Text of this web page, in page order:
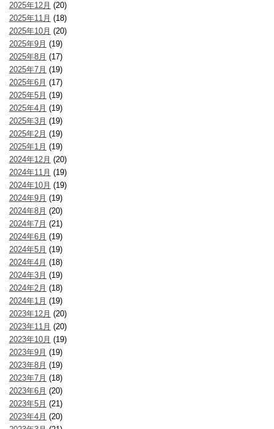
2025年12月 (20)
2025年11月 (18)
2025年10月 (20)
2025年9月 (19)
2025年8月 (17)
2025年7月 (19)
2025年6月 (17)
2025年5月 (19)
2025年4月 (19)
2025年3月 (19)
2025年2月 (19)
2025年1月 (19)
2024年12月 (20)
2024年11月 (19)
2024年10月 (19)
2024年9月 (19)
2024年8月 (20)
2024年7月 (21)
2024年6月 (19)
2024年5月 (19)
2024年4月 (18)
2024年3月 (19)
2024年2月 (18)
2024年1月 (19)
2023年12月 (20)
2023年11月 (20)
2023年10月 (19)
2023年9月 (19)
2023年8月 (19)
2023年7月 (18)
2023年6月 (20)
2023年5月 (21)
2023年4月 (20)